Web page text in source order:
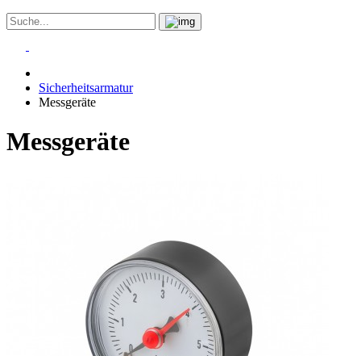
Sicherheitsarmatur
Messgeräte
Messgeräte